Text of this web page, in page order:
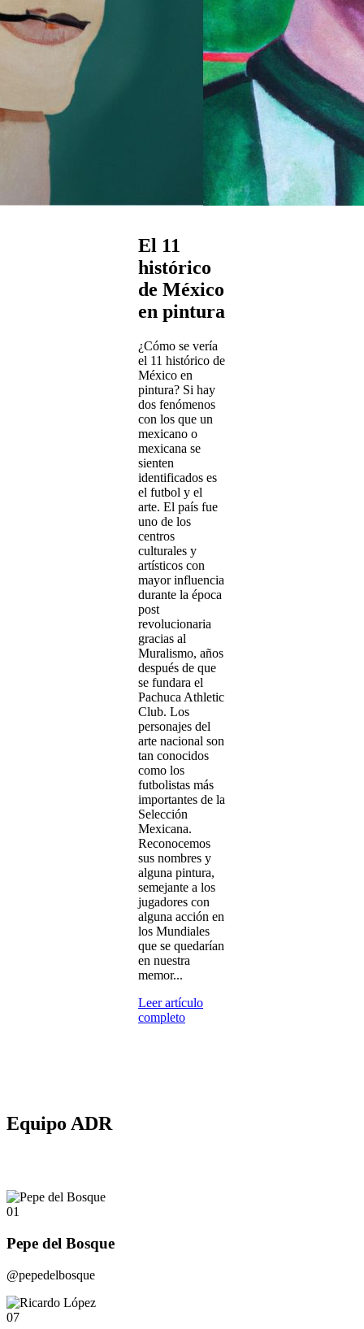
El 11
histórico
de México
en pintura
¿Cómo se vería
el 11 histórico de
México en
pintura? Si hay
dos fenómenos
con los que un
mexicano o
mexicana se
sienten
identificados es
el futbol y el
arte. El país fue
uno de los
centros
culturales y
artísticos con
mayor influencia
durante la época
post
revolucionaria
gracias al
Muralismo, años
después de que
se fundara el
Pachuca Athletic
Club. Los
personajes del
arte nacional son
tan conocidos
como los
futbolistas más
importantes de la
Selección
Mexicana.
Reconocemos
sus nombres y
alguna pintura,
semejante a los
jugadores con
alguna acción en
los Mundiales
que se quedarían
en nuestra
memor...
Leer artículo
completo
Equipo ADR
01
Pepe del Bosque
@pepedelbosque
07